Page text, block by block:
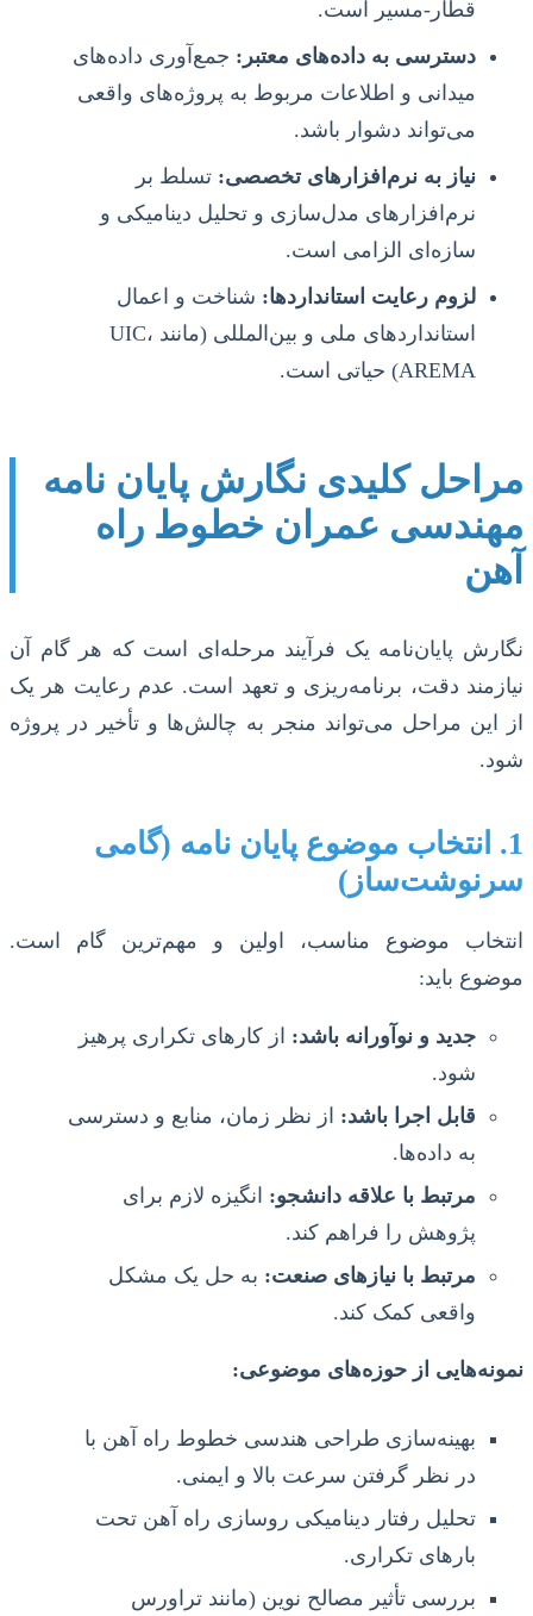
قطار-مسیر است.
دسترسی به داده‌های معتبر: جمع‌آوری داده‌های
میدانی و اطلاعات مربوط به پروژه‌های واقعی
می‌تواند دشوار باشد.
نیاز به نرم‌افزارهای تخصصی: تسلط بر
نرم‌افزارهای مدل‌سازی و تحلیل دینامیکی و
سازه‌ای الزامی است.
لزوم رعایت استانداردها: شناخت و اعمال
استانداردهای ملی و بین‌المللی (مانند UIC،
AREMA) حیاتی است.
مراحل کلیدی نگارش پایان نامه
مهندسی عمران خطوط راه
آهن
نگارش پایان‌نامه یک فرآیند مرحله‌ای است که هر گام آن
نیازمند دقت، برنامه‌ریزی و تعهد است. عدم رعایت هر یک
از این مراحل می‌تواند منجر به چالش‌ها و تأخیر در پروژه
شود.
1. انتخاب موضوع پایان نامه (گامی
سرنوشت‌ساز)
انتخاب موضوع مناسب، اولین و مهم‌ترین گام است.
موضوع باید:
جدید و نوآورانه باشد: از کارهای تکراری پرهیز
شود.
قابل اجرا باشد: از نظر زمان، منابع و دسترسی
به داده‌ها.
مرتبط با علاقه دانشجو: انگیزه لازم برای
پژوهش را فراهم کند.
مرتبط با نیازهای صنعت: به حل یک مشکل
واقعی کمک کند.
نمونه‌هایی از حوزه‌های موضوعی:
بهینه‌سازی طراحی هندسی خطوط راه آهن با
در نظر گرفتن سرعت بالا و ایمنی.
تحلیل رفتار دینامیکی روسازی راه آهن تحت
بارهای تکراری.
بررسی تأثیر مصالح نوین (مانند تراورس